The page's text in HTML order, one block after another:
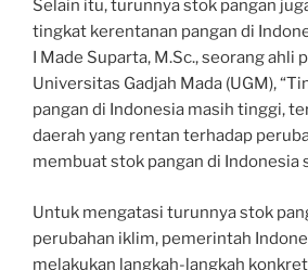
Selain itu, turunnya stok pangan
tingkat kerentanan pangan di
I Made Suparta, M.Sc., seorang ahli
Universitas Gadjah Mada (UGM),
pangan di Indonesia masih tinggi,
daerah yang rentan terhadap
membuat stok pangan di Indonesia
Untuk mengatasi turunnya stok
perubahan iklim, pemerintah
melakukan langkah-langkah